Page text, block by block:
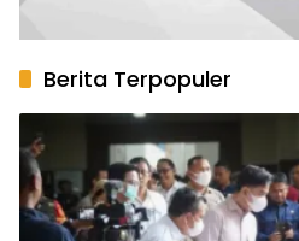
Berita Terpopuler